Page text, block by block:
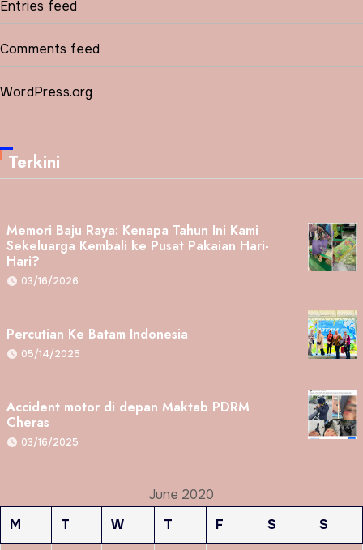
Entries feed
Comments feed
WordPress.org
Terkini
Memori Baju Raya: Kenapa Tahun Ini Kami
Sekeluarga Kembali ke Pusat Pakaian Hari-
Hari?
03/16/2026
Percutian Ke Batam Indonesia
05/14/2025
Accident motor di depan Maktab PDRM
Cheras
03/16/2025
June 2020
M
T W T F S S